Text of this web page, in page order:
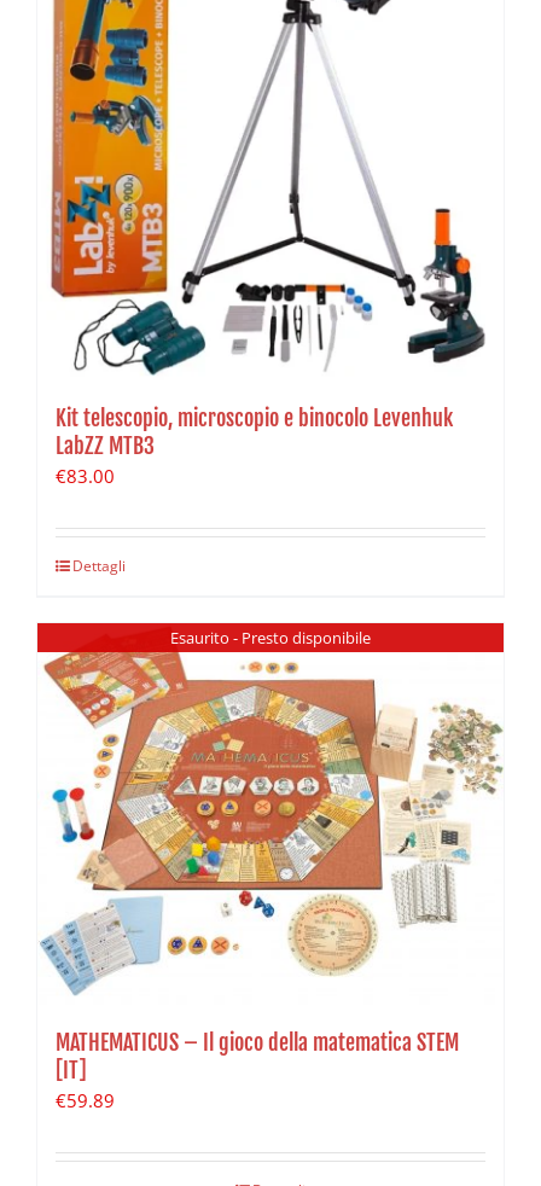
Kit telescopio, microscopio e binocolo Levenhuk
LabZZ MTB3
€83.00
Dettagli
Esaurito - Presto disponibile
MATHEMATICUS – Il gioco della matematica STEM
[IT]
€59.89